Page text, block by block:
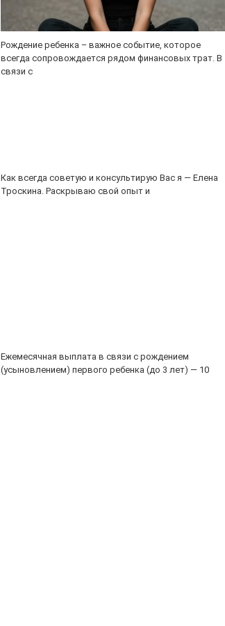
Рождение ребенка – важное событие, которое
всегда сопровождается рядом финансовых трат. В
связи с
Как всегда советую и консультирую Вас я — Елена
Троскина. Раскрываю свой опыт и
Ежемесячная выплата в связи с рождением
(усыновлением) первого ребенка (до 3 лет) — 10